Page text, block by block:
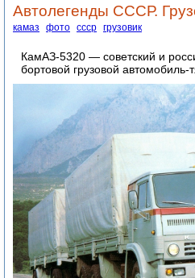
Автолегенды СССР.
камаз фото ссср грузовик
КамАЗ-5320 — советский и
бортовой грузовой автомобиль-